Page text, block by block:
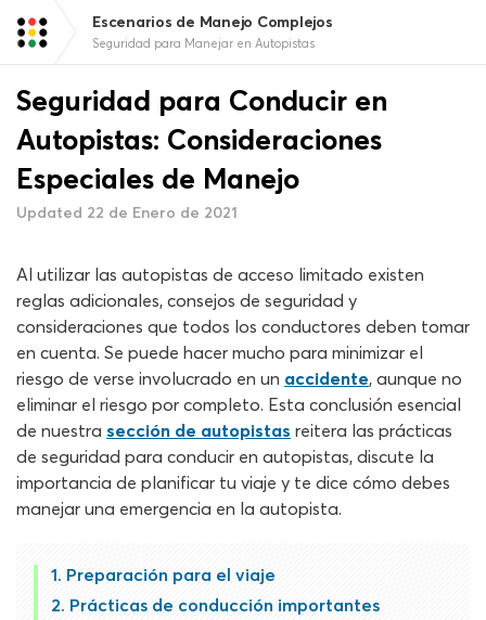
Escenarios de Manejo Complejos
Seguridad para Manejar en Autopistas
Seguridad para Conducir en
Autopistas: Consideraciones
Especiales de Manejo
Updated 22 de Enero de 2021
Al utilizar las autopistas de acceso limitado existen
reglas adicionales, consejos de seguridad y
consideraciones que todos los conductores deben tomar
en cuenta. Se puede hacer mucho para minimizar el
riesgo de verse involucrado en un accidente, aunque no
eliminar el riesgo por completo. Esta conclusión esencial
de nuestra sección de autopistas reitera las prácticas
de seguridad para conducir en autopistas, discute la
importancia de planificar tu viaje y te dice cómo debes
manejar una emergencia en la autopista.
Preparación para el viaje
Prácticas de conducción importantes